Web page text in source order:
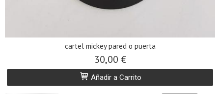
cartel mickey pared o puerta
30,00 €
Añadir a Carrito